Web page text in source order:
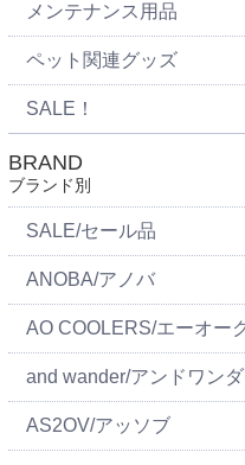
メンテナンス用品
ペット関連グッズ
SALE！
BRAND
ブランド別
SALE/セール品
ANOBA/アノバ
AO COOLERS/エーオー
ラーズ
and wander/アンドワン
AS2OV/アッソブ